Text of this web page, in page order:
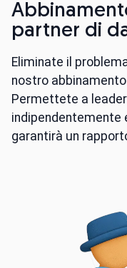
partner di
Eliminate il
nostro
Permettete a
indipendentemente
garantirà un